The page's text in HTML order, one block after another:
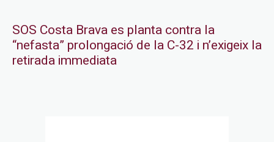
SOS Costa Brava es planta contra la
“nefasta” prolongació de la C-32 i n’exigeix la
retirada immediata